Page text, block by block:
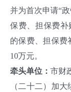
并为首次申请“
保费、担保费补
的保费、担保费
10万元。
牵头单位： 市财
（二十二）加